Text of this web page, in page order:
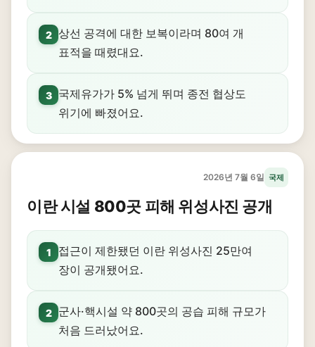
2 상선 공격에 대한 보복이라며 80여 개
표적을 때렸대요.
3
국제유가가 5% 넘게 뛰며 종전 협상도
위기에 빠졌어요.
2026년 7월 6일 국제
이란 시설 800곳 피해 위성사진 공개
1
접근이 제한됐던 이란 위성사진 25만여
장이 공개됐어요.
2
군사·핵시설 약 800곳의 공습 피해 규모가
처음 드러났어요.